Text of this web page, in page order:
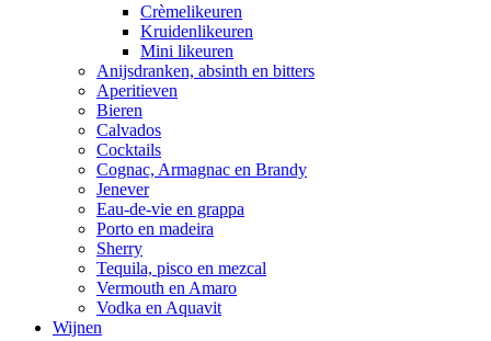
Crèmelikeuren
Kruidenlikeuren
Mini likeuren
Anijsdranken, absinth en bitters
Aperitieven
Bieren
Calvados
Cocktails
Cognac, Armagnac en Brandy
Jenever
Eau-de-vie en grappa
Porto en madeira
Sherry
Tequila, pisco en mezcal
Vermouth en Amaro
Vodka en Aquavit
Wijnen